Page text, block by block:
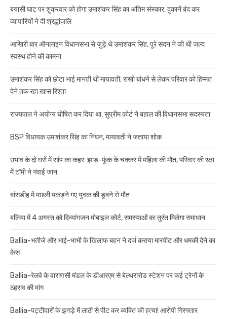
बयासी घाट पर शुक्रवार को होगा उमाशंकर सिंह का अंतिम संस्कार, दुकानें बंद कर
व्यापारियों ने दी श्रद्धांजलि
आखिरी बार ऑनलाइन विधानसभा से जुड़े थे उमाशंकर सिंह, पूरे सदन ने की थी जल्द
स्वस्थ होने की कामना
उमाशंकर सिंह को छोटा भाई मानती थीं मायावती, राखी बांधने से लेकर परिवार को हिम्मत
देने तक रहा खास रिश्ता
राज्यपाल ने अयोग्य घोषित कर दिया था, सुप्रीम कोर्ट ने बहाल की विधानसभा सदस्यता
BSP विधायक उमाशंकर सिंह का निधन, मायावती ने जताया शोक
उभांव के दो घरों में सांप का कहर: झाड़-फूंक के चक्कर में महिला की मौत, परिवार की रक्षा
में टॉमी ने गंवाई जान
बांसडीह में मछली पकड़ने गए युवक की डूबने से मौत
बलिया में 4 अगस्त को दिव्यांगजन मोबाइल कोर्ट, समस्याओं का तुरंत मिलेगा समाधान
Ballia-भतीजे और भाई-भाभी के खिलाफ बहन ने दर्ज कराया मारपीट और धमकी देने का
केस
Ballia-रेलवे के वाराणसी मंडल के डीआरएम से बेल्थरारोड स्टेशन पर कई ट्रेनों के
ठहराव की मांग
Ballia-पट्टीदारों के झगड़े में लाठी से पीट कर व्यक्ति की हत्या! आरोपी गिरफ्तार